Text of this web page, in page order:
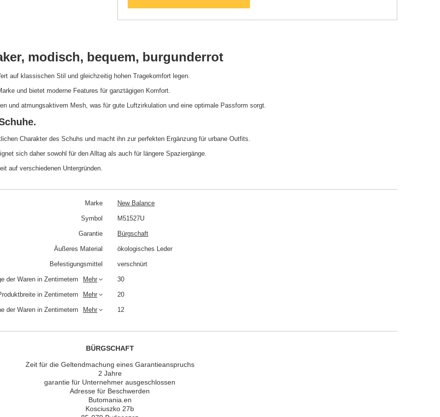
modisch, bequem, burgunderrot
auf klassischen Stil und gleichzeitig hohen Tragekomfort legen.
und bietet moderne Features für ganztägigen Komfort.
und atmungsaktivem Mesh, was für gute Luftzirkulation und eine optimale Passform sorgt.
Charakter des Schuhs und macht ihn zur perfekten Ergänzung für urbane Outfits.
sich daher sowohl für den Alltag als auch für längere Spaziergänge.
auf verschiedenen Untergründen.
Marke New Balance
Symbol M51527U
Garantie Bürgschaft
Äußeres Material ökologisches Leder
Befestigungsmittel verschnürt
der Waren in Zentimetern Mehr 30
in Zentimetern Mehr 20
der Waren in Zentimetern Mehr 12
BÜRGSCHAFT
Zeit für die Geltendmachung eines Garantieanspruchs
2 Jahre
garantie für Unternehmer ausgeschlossen
Adresse für Beschwerden
Butomania.en
Kosciuszko 27b